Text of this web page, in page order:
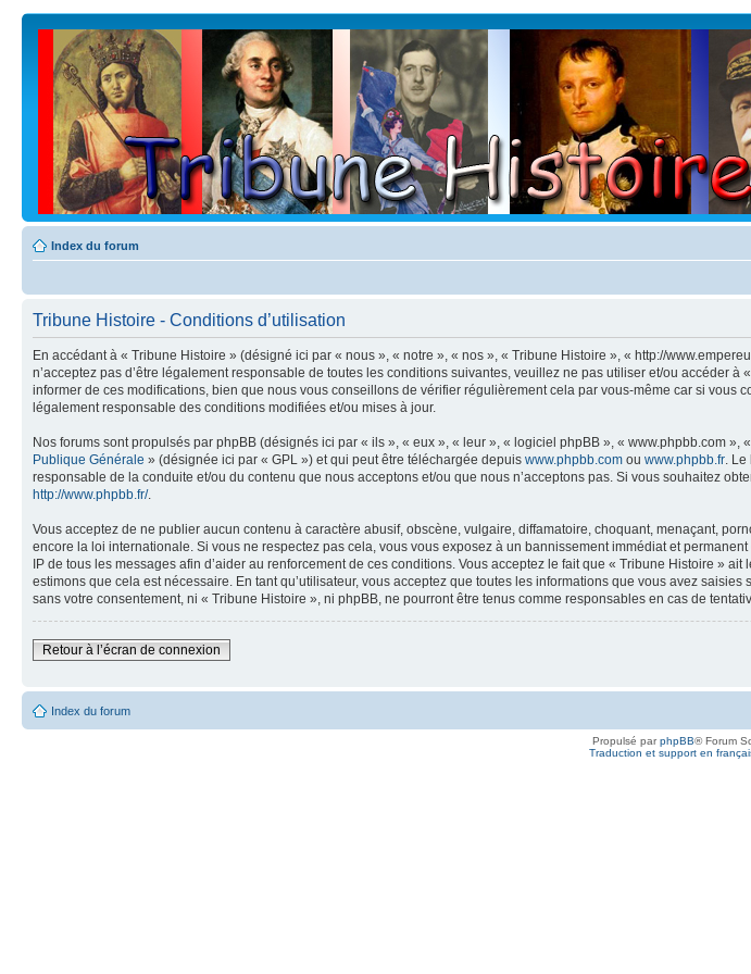
Index du forum
Tribune Histoire - Conditions d’utilisation
En accédant à « Tribune Histoire » (désigné ici par « nous », « notre », « nos », « Tribune Histoire », « http://
n’acceptez pas d’être légalement responsable de toutes les conditions suivantes, veuillez ne pas utiliser et/ou accéder
informer de ces modifications, bien que nous vous conseillons de vérifier régulièrement cela par vous-même car si
légalement responsable des conditions modifiées et/ou mises à jour.
Nos forums sont propulsés par phpBB (désignés ici par « ils », « eux », « leur », « logiciel phpBB », « www.phpbb.com
Publique Générale » (désignée ici par « GPL ») et qui peut être téléchargée depuis www.phpbb.com ou www.phpbb.fr. Le
responsable de la conduite et/ou du contenu que nous acceptons et/ou que nous n’acceptons pas. Si vous souhaitez
http://www.phpbb.fr/.
Vous acceptez de ne publier aucun contenu à caractère abusif, obscène, vulgaire, diffamatoire, choquant, menaçant,
encore la loi internationale. Si vous ne respectez pas cela, vous vous exposez à un bannissement immédiat et
IP de tous les messages afin d’aider au renforcement de ces conditions. Vous acceptez le fait que « Tribune Histoire »
estimons que cela est nécessaire. En tant qu’utilisateur, vous acceptez que toutes les informations que vous avez
sans votre consentement, ni « Tribune Histoire », ni phpBB, ne pourront être tenus comme responsables en cas de
Retour à l’écran de connexion
Index du forum
Propulsé parphpBB® Forum
Traduction et support en